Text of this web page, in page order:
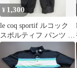
¥ 1,300
le coq sportif ルコック
スポルティフ パンツ M
ブラック レディース